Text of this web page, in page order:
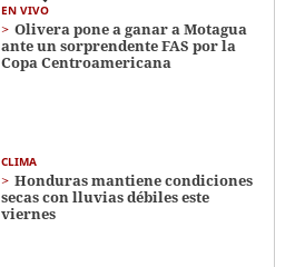
EN VIVO
Olivera pone a ganar a Motagua
ante un sorprendente FAS por la
Copa Centroamericana
CLIMA
Honduras mantiene condiciones
secas con lluvias débiles este
viernes